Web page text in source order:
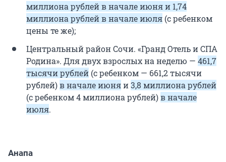
миллиона рублей в начале июня и 1,74
миллиона рублей в начале июля (с ребенком
цены те же);
Центральный район Сочи. «Гранд Отель и СПА
Родина». Для двух взрослых на неделю — 461,7
тысячи рублей (с ребенком — 661,2 тысячи
рублей)в начале июняи3,8 миллиона рублей
(с ребенком 4 миллиона рублей)в начале
июля.
Анапа